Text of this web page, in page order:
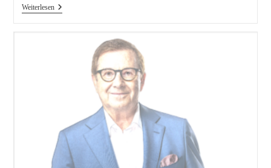
WeiterlesenHegseth